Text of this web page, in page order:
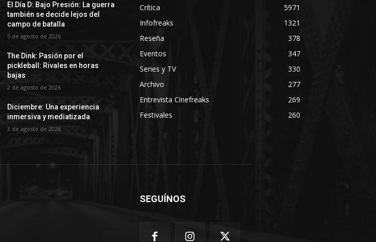
El Día D: Bajo Presión: La guerra
también se decide lejos del
campo de batalla
5 de agosto de 2026
The Dink: Pasión por el
pickleball: Rivales en horas
bajas
2 de agosto de 2026
Diciembre: Una experiencia
inmersiva y mediatizada
3 de agosto de 2026
Crítica
5971
Infofreaks
1321
Reseña
378
Eventos
347
Series y TV
330
Archivo
277
Entrevista Cinefreaks
269
Festivales
260
SEGUÍNOS